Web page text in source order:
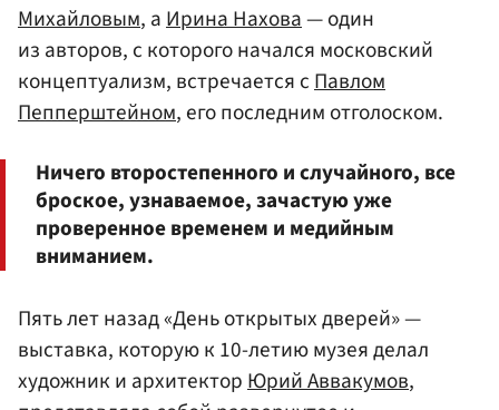
Михайловым, а Ирина Нахова— один
из авторов, с которого начался московский
концептуализм, встречается с Павлом
Пепперштейном, его последним отголоском.
Ничего второстепенного и случайного, все
броское, узнаваемое, зачастую уже
проверенное временем и медийным
вниманием.
Пять лет назад «День открытых дверей» —
выставка, которую к 10-летию музея делал
художник и архитекторЮрий Аввакумов,